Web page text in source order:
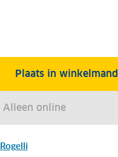
Plaats in winkelmand
Alleen online
Rogelli